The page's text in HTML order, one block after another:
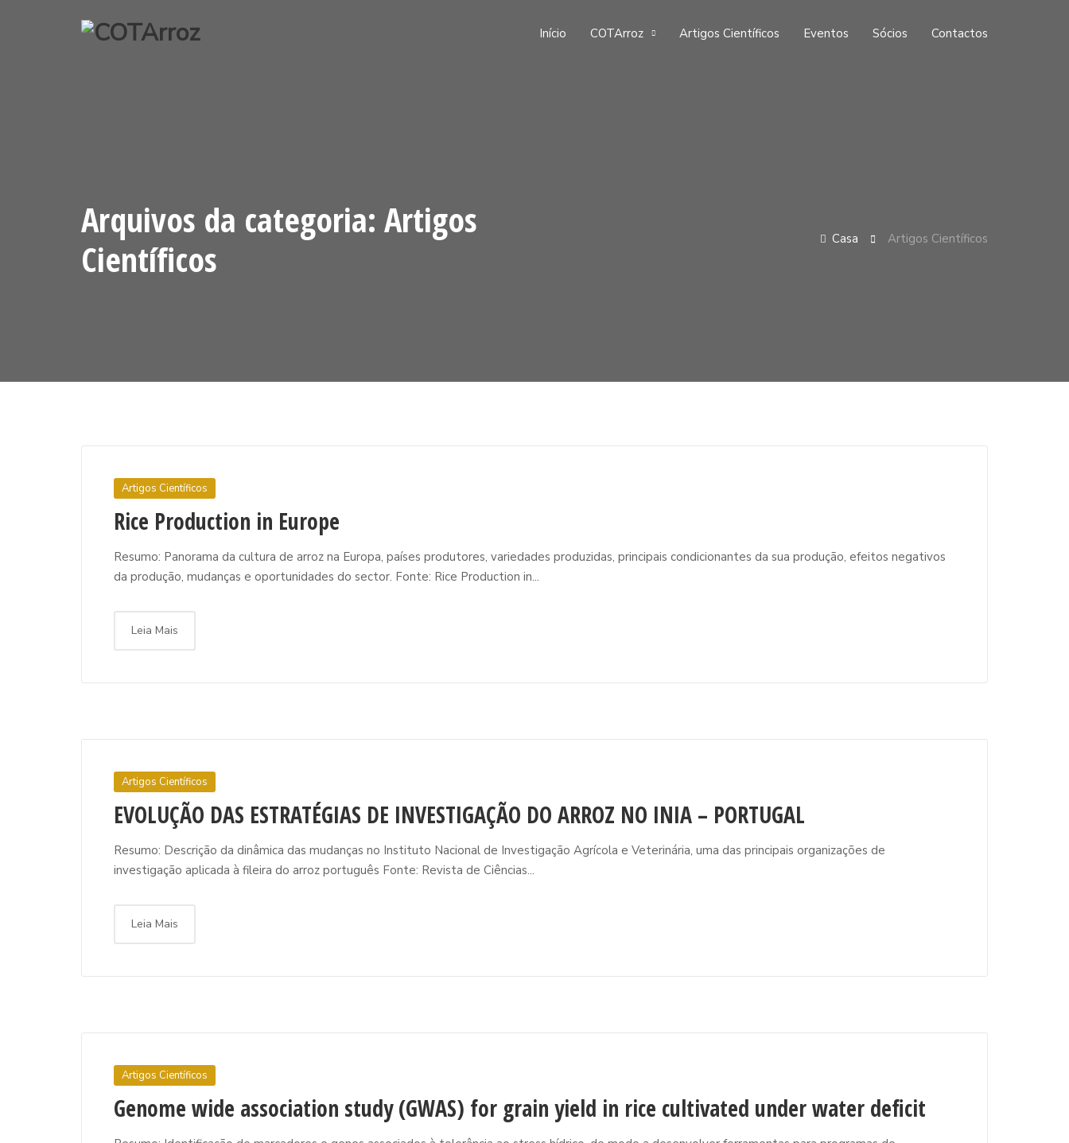
Início COTArroz Artigos Científicos Eventos Sócios Contactos
Arquivos da categoria: Artigos
Científicos
Casa Artigos Científicos
Artigos Científicos
Rice Production in Europe
Resumo: Panorama da cultura de arroz na Europa, países produtores, variedades produzidas, principais condicionantes da sua produção, efeitos negativos
da produção, mudanças e oportunidades do sector. Fonte: Rice Production in...
Leia Mais
Artigos Científicos
EVOLUÇÃO DAS ESTRATÉGIAS DE INVESTIGAÇÃO DO ARROZ NO INIA – PORTUGAL
Resumo: Descrição da dinâmica das mudanças no Instituto Nacional de Investigação Agrícola e Veterinária, uma das principais organizações de
investigação aplicada à fileira do arroz português Fonte: Revista de Ciências...
Leia Mais
Artigos Científicos
Genome wide association study (GWAS) for grain yield in rice cultivated under water deficit